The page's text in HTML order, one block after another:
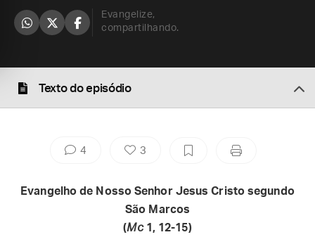
Evangelize,
compartilhando.
Texto do episódio
4 3
Evangelho de Nosso Senhor Jesus Cristo segundo
São Marcos
(Mc1, 12-15)